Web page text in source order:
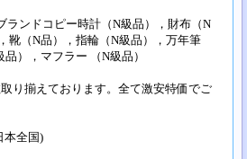
ランドコピー時計（N級品），財布（N
靴（N品），指輪（N級品），万年筆
品），マフラー （N級品）
り揃えております。全て激安特価でご
全国)